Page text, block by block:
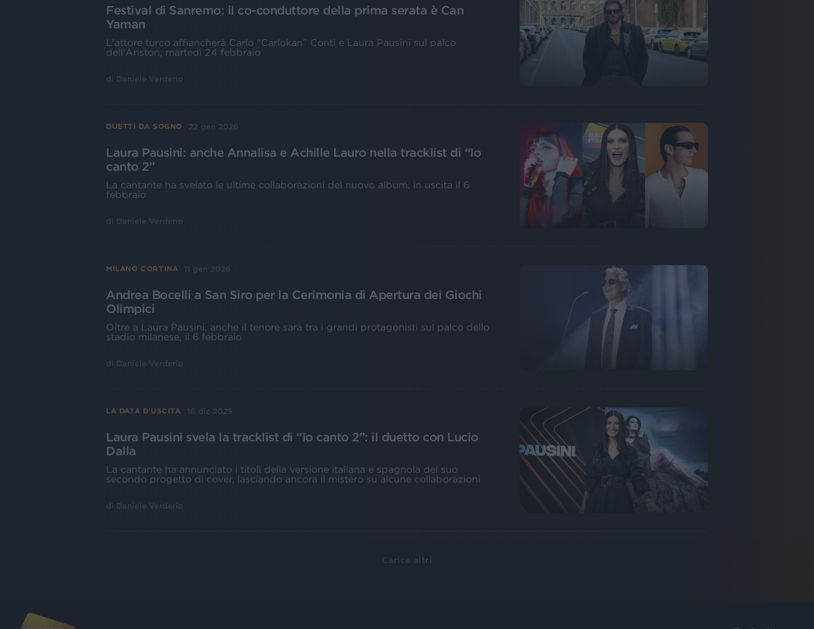
Festival di Sanremo: il co-conduttore della prima serata è Can
Yaman
L'attore turco affiancherà Carlo “Carlokan” Conti e Laura Pausini sul palco
dell'Ariston, martedì 24 febbraio
di Daniele Verderio
DUETTI DA SOGNO 22 gen 2026
Laura Pausini: anche Annalisa e Achille Lauro nella tracklist di “Io
canto 2”
La cantante ha svelato le ultime collaborazioni del nuovo album, in uscita il 6
febbraio
di Daniele Verderio
MILANO CORTINA 11 gen 2026
Andrea Bocelli a San Siro per la Cerimonia di Apertura dei Giochi
Olimpici
Oltre a Laura Pausini, anche il tenore sarà tra i grandi protagonisti sul palco dello
stadio milanese, il 6 febbraio
di Daniele Verderio
LA DATA D'USCITA 16 dic 2025
Laura Pausini svela la tracklist di “Io canto 2”: il duetto con Lucio
Dalla
La cantante ha annunciato i titoli della versione italiana e spagnola del suo
secondo progetto di cover, lasciando ancora il mistero su alcune collaborazioni
di Daniele Verderio
Carica altri